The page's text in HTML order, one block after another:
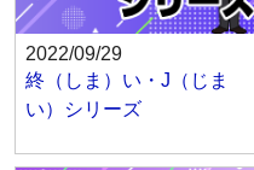
2022/09/29
終（しま）い・J（じま
い）シリーズ